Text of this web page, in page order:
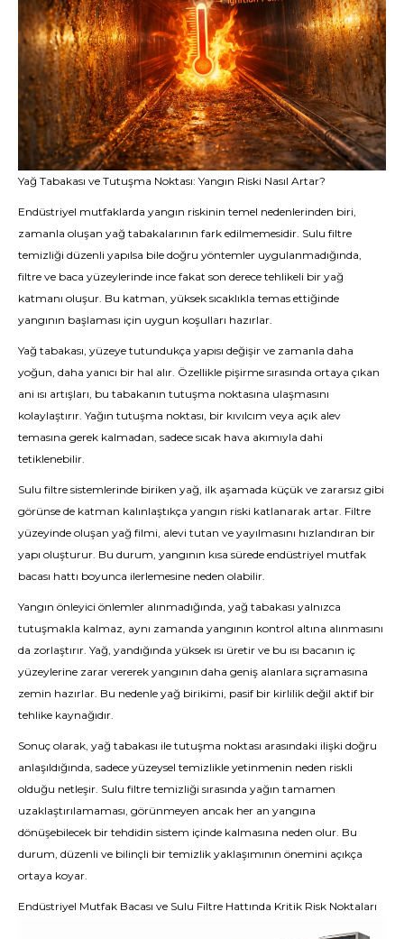
Yağ Tabakası ve Tutuşma Noktası: Yangın Riski Nasıl Artar?
Endüstriyel mutfaklarda yangın riskinin temel nedenlerinden biri,
zamanla oluşan yağ tabakalarının fark edilmemesidir. Sulu filtre
temizliği düzenli yapılsa bile doğru yöntemler uygulanmadığında,
filtre ve baca yüzeylerinde ince fakat son derece tehlikeli bir yağ
katmanı oluşur. Bu katman, yüksek sıcaklıkla temas ettiğinde
yangının başlaması için uygun koşulları hazırlar.
Yağ tabakası, yüzeye tutundukça yapısı değişir ve zamanla daha
yoğun, daha yanıcı bir hal alır. Özellikle pişirme sırasında ortaya çıkan
ani ısı artışları, bu tabakanın tutuşma noktasına ulaşmasını
kolaylaştırır. Yağın tutuşma noktası, bir kıvılcım veya açık alev
temasına gerek kalmadan, sadece sıcak hava akımıyla dahi
tetiklenebilir.
Sulu filtre sistemlerinde biriken yağ, ilk aşamada küçük ve zararsız gibi
görünse de katman kalınlaştıkça yangın riski katlanarak artar. Filtre
yüzeyinde oluşan yağ filmi, alevi tutan ve yayılmasını hızlandıran bir
yapı oluşturur. Bu durum, yangının kısa sürede endüstriyel mutfak
bacası hattı boyunca ilerlemesine neden olabilir.
Yangın önleyici önlemler alınmadığında, yağ tabakası yalnızca
tutuşmakla kalmaz, aynı zamanda yangının kontrol altına alınmasını
da zorlaştırır. Yağ, yandığında yüksek ısı üretir ve bu ısı bacanın iç
yüzeylerine zarar vererek yangının daha geniş alanlara sıçramasına
zemin hazırlar. Bu nedenle yağ birikimi, pasif bir kirlilik değil aktif bir
tehlike kaynağıdır.
Sonuç olarak, yağ tabakası ile tutuşma noktası arasındaki ilişki doğru
anlaşıldığında, sadece yüzeysel temizlikle yetinmenin neden riskli
olduğu netleşir. Sulu filtre temizliği sırasında yağın tamamen
uzaklaştırılamaması, görünmeyen ancak her an yangına
dönüşebilecek bir tehdidin sistem içinde kalmasına neden olur. Bu
durum, düzenli ve bilinçli bir temizlik yaklaşımının önemini açıkça
ortaya koyar.
Endüstriyel Mutfak Bacası ve Sulu Filtre Hattında Kritik Risk Noktaları